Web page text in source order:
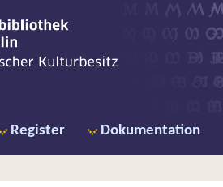
Register Dokumentation